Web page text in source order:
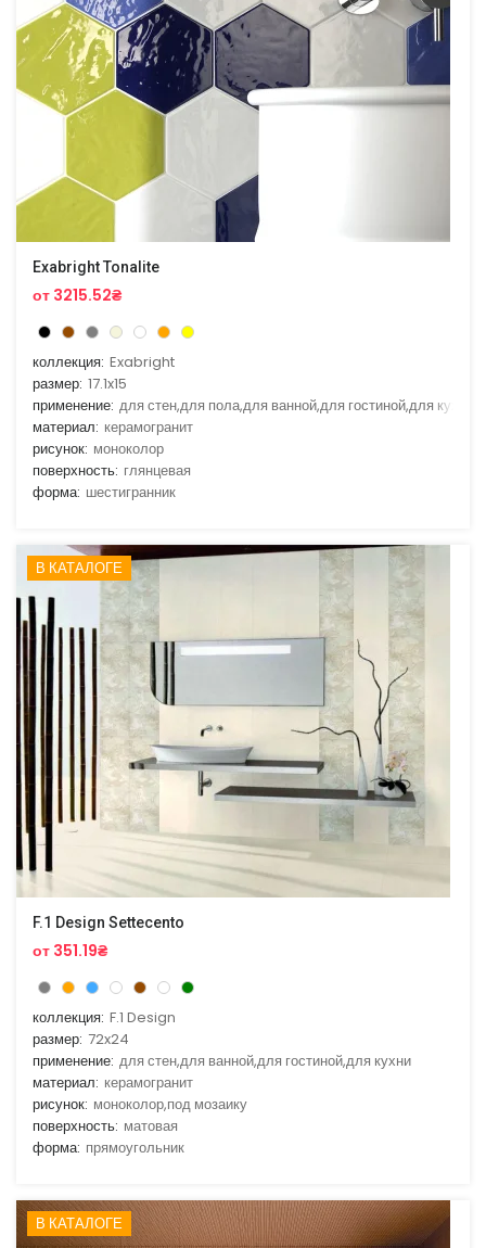
Exabright Tonalite
от 3215.52₴
коллекция: Exabright
размер: 17.1x15
применение: для стен,для пола,для ванной,для гостиной,для кухни
материал: керамогранит
рисунок: моноколор
поверхность: глянцевая
форма: шестигранник
В КАТАЛОГЕ
F.1 Design Settecento
от 351.19₴
коллекция: F.1 Design
размер: 72x24
применение: для стен,для ванной,для гостиной,для кухни
материал: керамогранит
рисунок: моноколор,под мозаику
поверхность: матовая
форма: прямоугольник
В КАТАЛОГЕ